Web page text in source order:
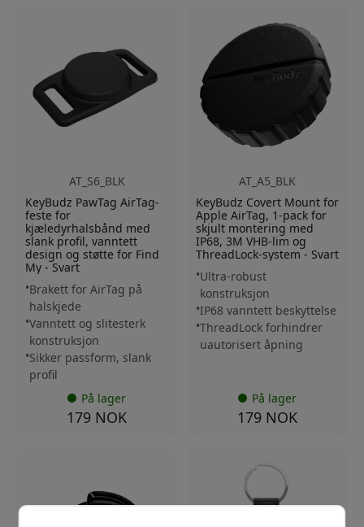
AT_S6_BLK
KeyBudz PawTag AirTag-
feste for
kjæledyrhalsbånd med
slank profil, vanntett
design og støtte for Find
My - Svart
Brakett for AirTag på
halskjede
Vanntett og slitesterk
konstruksjon
Sikker passform, slank
profil
På lager
179 NOK
AT_A5_BLK
KeyBudz Covert Mount for
Apple AirTag, 1-pack for
skjult montering med
IP68, 3M VHB-lim og
ThreadLock-system - Svart
Ultra-robust
konstruksjon
IP68 vanntett beskyttelse
ThreadLock forhindrer
uautorisert åpning
På lager
179 NOK